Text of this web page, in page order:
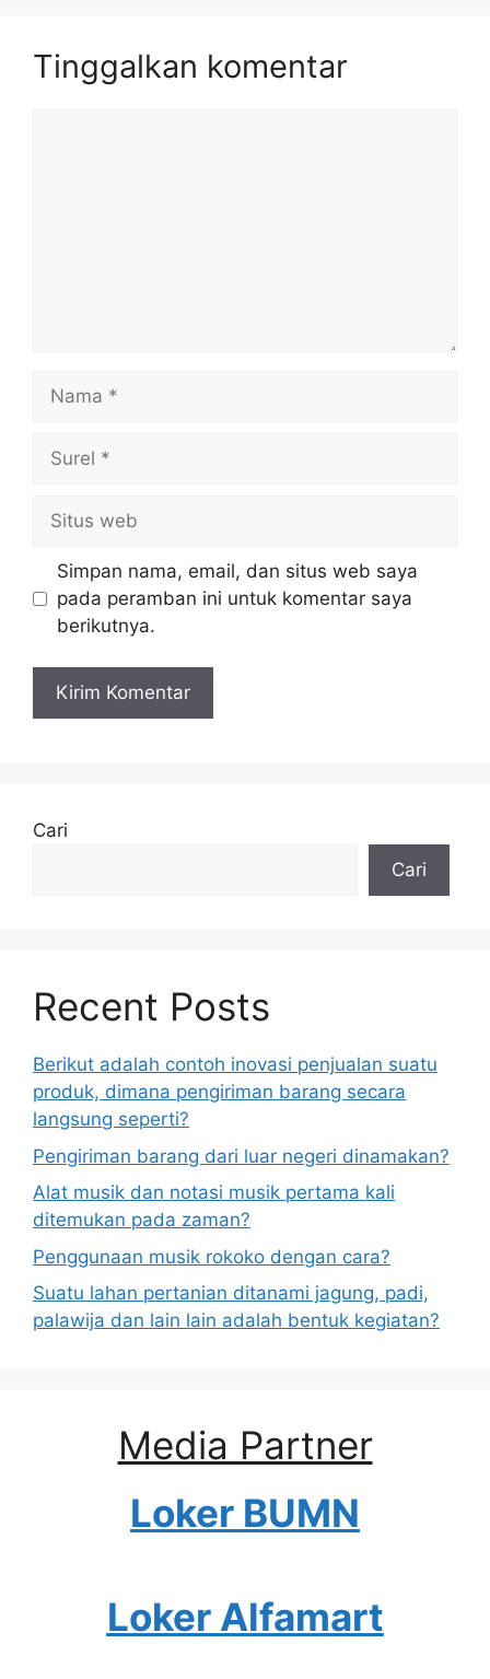
Tinggalkan komentar
web
Simpan nama, email, dan situs web saya
pada peramban ini untuk komentar saya
berikutnya.
Cari
Cari
Recent Posts
Berikut adalah contoh inovasi penjualan suatu
produk, dimana pengiriman barang secara
langsung seperti?
Pengiriman barang dari luar negeri dinamakan?
Alat musik dan notasi musik pertama kali
ditemukan pada zaman?
Penggunaan musik rokoko dengan cara?
Suatu lahan pertanian ditanami jagung, padi,
palawija dan lain lain adalah bentuk kegiatan?
Media Partner
Loker BUMN
Loker Alfamart